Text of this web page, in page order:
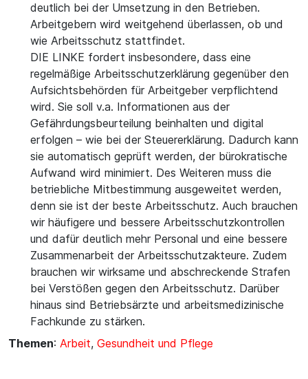
deutlich bei der Umsetzung in den Betrieben.
Arbeitgebern wird weitgehend überlassen, ob und
wie Arbeitsschutz stattfindet.
DIE LINKE fordert insbesondere, dass eine
regelmäßige Arbeitsschutzerklärung gegenüber den
Aufsichtsbehörden für Arbeitgeber verpflichtend
wird. Sie soll v.a. Informationen aus der
Gefährdungsbeurteilung beinhalten und digital
erfolgen – wie bei der Steuererklärung. Dadurch kann
sie automatisch geprüft werden, der bürokratische
Aufwand wird minimiert. Des Weiteren muss die
betriebliche Mitbestimmung ausgeweitet werden,
denn sie ist der beste Arbeitsschutz. Auch brauchen
wir häufigere und bessere Arbeitsschutzkontrollen
und dafür deutlich mehr Personal und eine bessere
Zusammenarbeit der Arbeitsschutzakteure. Zudem
brauchen wir wirksame und abschreckende Strafen
bei Verstößen gegen den Arbeitsschutz. Darüber
hinaus sind Betriebsärzte und arbeitsmedizinische
Fachkunde zu stärken.
Themen: Arbeit, Gesundheit und Pflege